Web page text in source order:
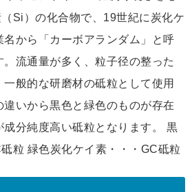
Si）の化合物で、19世紀に炭化ケ
から「カーボアランダム」と呼
流通量が多く、粒子径の整った
般的な研磨材の砥粒として使用
違いから黒色と緑色のものが存在
成分純度高い砥粒となります。 黒
粒 緑色炭化ケイ素・・・GC砥粒